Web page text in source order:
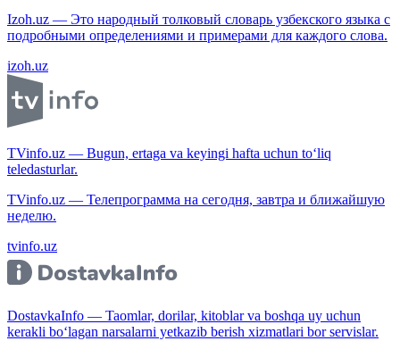
Izoh.uz — Это народный толковый словарь узбекского языка с
подробными определениями и примерами для каждого слова.
izoh.uz
TVinfo.uz — Bugun, ertaga va keyingi hafta uchun to‘liq
teledasturlar.
TVinfo.uz — Телепрограмма на сегодня, завтра и ближайшую
неделю.
tvinfo.uz
DostavkaInfo — Taomlar, dorilar, kitoblar va boshqa uy uchun
kerakli bo‘lagan narsalarni yetkazib berish xizmatlari bor servislar.